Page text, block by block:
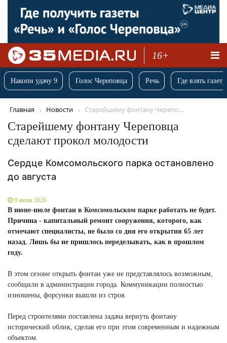
16+
Накопи удачу 9 Голос Череповца Речь Где взять
Главная Новости Старейшему фонтану Черепо...
Старейшему фонтану Череповца
сделают прокол молодости
Сердце Комсомольского парка остановлено
до августа
9 июня 2026
В июне-июле фонтан в Комсомольском парке работать не будет.
Причина - капитальный ремонт сооружения, которого, как
отмечают специалисты, не было со дня его открытия 65 лет
назад. Лишь бы не пришлось переделывать, как в прошлом
году.
В этом сезоне открыть фонтан уже не представлялось возможным,
сообщили в администрации города. Коммуникации полностью
изношены, форсунки вышли из строя.
Перед строителями поставлена задача вернуть фонтану
исторический облик, сделав его при этом современным и надежным
объектом.